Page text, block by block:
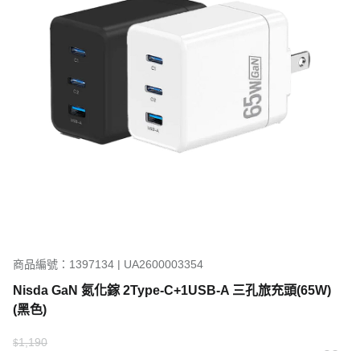
商品編號：1397134 | UA2600003354
Nisda GaN 氮化鎵 2Type-C+1USB-A 三孔旅充頭(65W)
(黑色)
$1,190